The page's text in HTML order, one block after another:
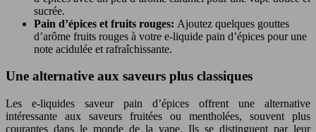
sucrée.
Pain d’épices et fruits rouges: Ajoutez quelques gouttes
d’arôme fruits rouges à votre e-liquide pain d’épices pour une
note acidulée et rafraîchissante.
Une alternative aux saveurs plus classiques
Les e-liquides saveur pain d’épices offrent une alternative
intéressante aux saveurs fruitées ou mentholées, souvent plus
courantes dans le monde de la vape. Ils se distinguent par leur